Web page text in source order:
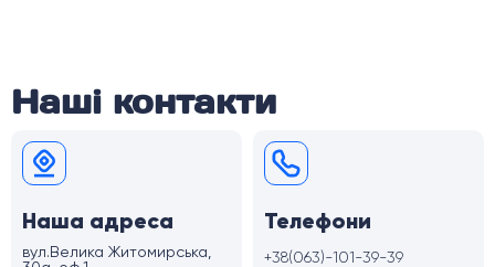
Наші контакти
Наша адреса
вул.Велика Житомирська,
Телефони
+38(063)-101-39-39